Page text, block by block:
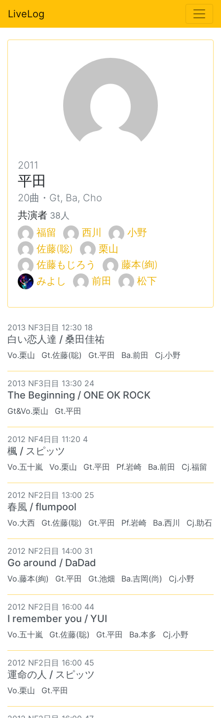
LiveLog
2011
平田
20曲・Gt, Ba, Cho
共演者 38人
福留 西川
小野
佐藤(聡)
栗山
佐藤もじろう
藤本(絢)
みよし
前田 松下
2013 NF3日目 12:30 18
白い恋人達 / 桑田佳祐
Vo.栗山 Gt.佐藤(聡) Gt.平田 Ba.前田 Cj.小野
2013 NF3日目 13:30 24
The Beginning / ONE OK ROCK
Gt&Vo.栗山 Gt.平田
2012 NF4日目 11:20 4
楓 / スピッツ
Vo.五十嵐 Vo.栗山 Gt.平田 Pf.岩崎 Ba.前田 Cj.福留
2012 NF2日目 13:00 25
春風 / flumpool
Vo.大西 Gt.佐藤(聡) Gt.平田 Pf.岩崎 Ba.西川 Cj.助石
2012 NF2日目 14:00 31
Go around / DaDad
Vo.藤本(絢) Gt.平田 Gt.池畑 Ba.吉岡(尚) Cj.小野
2012 NF2日目 16:00 44
I remember you / YUI
Vo.五十嵐 Gt.佐藤(聡) Gt.平田 Ba.本多 Cj.小野
2012 NF2日目 16:00 45
運命の人 / スピッツ
Vo.栗山 Gt.平田